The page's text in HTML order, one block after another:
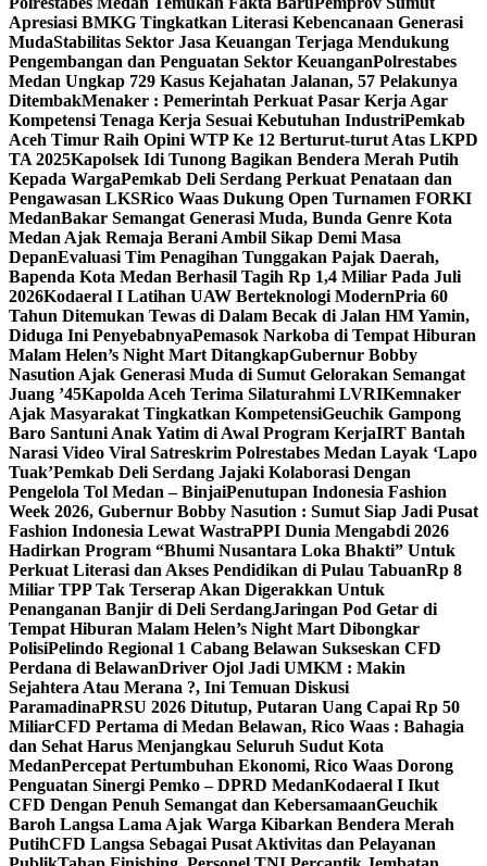
Apresiasi BMKG Tingkatkan Literasi Kebencanaan Generasi
MudaStabilitas Sektor Jasa Keuangan Terjaga Mendukung
Pengembangan dan Penguatan Sektor KeuanganPolrestabes
Medan Ungkap 729 Kasus Kejahatan Jalanan, 57 Pelakunya
DitembakMenaker : Pemerintah Perkuat Pasar Kerja Agar
Kompetensi Tenaga Kerja Sesuai Kebutuhan IndustriPemkab
Aceh Timur Raih Opini WTP Ke 12 Berturut-turut Atas LKPD
TA 2025Kapolsek Idi Tunong Bagikan Bendera Merah Putih
Kepada WargaPemkab Deli Serdang Perkuat Penataan dan
Pengawasan LKSRico Waas Dukung Open Turnamen FORKI
MedanBakar Semangat Generasi Muda, Bunda Genre Kota
Medan Ajak Remaja Berani Ambil Sikap Demi Masa
DepanEvaluasi Tim Penagihan Tunggakan Pajak Daerah,
Bapenda Kota Medan Berhasil Tagih Rp 1,4 Miliar Pada Juli
2026Kodaeral I Latihan UAW Berteknologi ModernPria 60
Tahun Ditemukan Tewas di Dalam Becak di Jalan HM Yamin,
Diduga Ini PenyebabnyaPemasok Narkoba di Tempat Hiburan
Malam Helen’s Night Mart DitangkapGubernur Bobby
Nasution Ajak Generasi Muda di Sumut Gelorakan Semangat
Juang ’45Kapolda Aceh Terima Silaturahmi LVRIKemnaker
Ajak Masyarakat Tingkatkan KompetensiGeuchik Gampong
Baro Santuni Anak Yatim di Awal Program KerjaIRT Bantah
Narasi Video Viral Satreskrim Polrestabes Medan Layak ‘Lapo
Tuak’Pemkab Deli Serdang Jajaki Kolaborasi Dengan
Pengelola Tol Medan – BinjaiPenutupan Indonesia Fashion
Week 2026, Gubernur Bobby Nasution : Sumut Siap Jadi Pusat
Fashion Indonesia Lewat WastraPPI Dunia Mengabdi 2026
Hadirkan Program “Bhumi Nusantara Loka Bhakti” Untuk
Perkuat Literasi dan Akses Pendidikan di Pulau TabuanRp 8
Miliar TPP Tak Terserap Akan Digerakkan Untuk
Penanganan Banjir di Deli SerdangJaringan Pod Getar di
Tempat Hiburan Malam Helen’s Night Mart Dibongkar
PolisiPelindo Regional 1 Cabang Belawan Sukseskan CFD
Perdana di BelawanDriver Ojol Jadi UMKM : Makin
Sejahtera Atau Merana ?, Ini Temuan Diskusi
ParamadinaPRSU 2026 Ditutup, Putaran Uang Capai Rp 50
MiliarCFD Pertama di Medan Belawan, Rico Waas : Bahagia
dan Sehat Harus Menjangkau Seluruh Sudut Kota
MedanPercepat Pertumbuhan Ekonomi, Rico Waas Dorong
Penguatan Sinergi Pemko – DPRD MedanKodaeral I Ikut
CFD Dengan Penuh Semangat dan KebersamaanGeuchik
Baroh Langsa Lama Ajak Warga Kibarkan Bendera Merah
PutihCFD Langsa Sebagai Pusat Aktivitas dan Pelayanan